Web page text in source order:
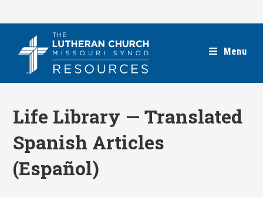
Menu
Life Library — Translated
Spanish Articles
(Español)